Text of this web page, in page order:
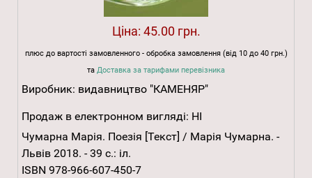
Ціна: 45.00 грн.
плюс до вартості замовленного - обробка замовлення (від 10 до 40 грн.)
та Доставка за тарифами перевізника
Виробник: видавництво "КАМЕНЯР"
Продаж в електронном вигляді: НІ
Чумарна Марія. Поезія [Текст] / Марія Чумарна. -
Львів 2018. - 39 с.: іл.
ISBN 978-966-607-450-7